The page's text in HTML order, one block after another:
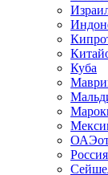
Кипр
Китай
Куба
ОАЭ
Россия